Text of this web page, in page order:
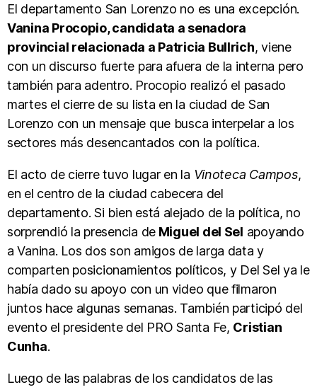
El departamento San Lorenzo no es una excepción.
Vanina Procopio, candidata a senadora
provincial relacionada a Patricia Bullrich, viene
con un discurso fuerte para afuera de la interna pero
también para adentro. Procopio realizó el pasado
martes el cierre de su lista en la ciudad de San
Lorenzo con un mensaje que busca interpelar a los
sectores más desencantados con la política.
El acto de cierre tuvo lugar en la Vinoteca Campos,
en el centro de la ciudad cabecera del
departamento. Si bien está alejado de la política, no
sorprendió la presencia deMiguel del Sel apoyando
a Vanina. Los dos son amigos de larga data y
comparten posicionamientos políticos, y Del Sel ya le
había dado su apoyo con un video que filmaron
juntos hace algunas semanas. También participó del
evento el presidente del PRO Santa Fe, Cristian
Cunha.
Luego de las palabras de los candidatos de las